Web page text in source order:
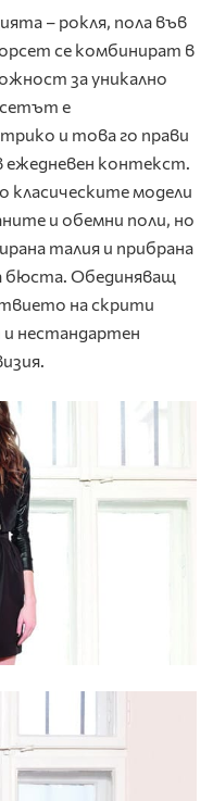
– рокля, пола във
се комбинират в
за уникално
е
и това го прави
ежедневен контекст.
модели
и обемни поли, но
талия и прибрана
бюста. Обединяващ
на скрити
нестандартен